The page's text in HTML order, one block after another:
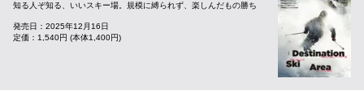
知る人ぞ知る、いいスキー場。規模に縛られず、楽しんだもの勝ち
発売日：2025年12月16日
定価：1,540円 (本体1,400円)